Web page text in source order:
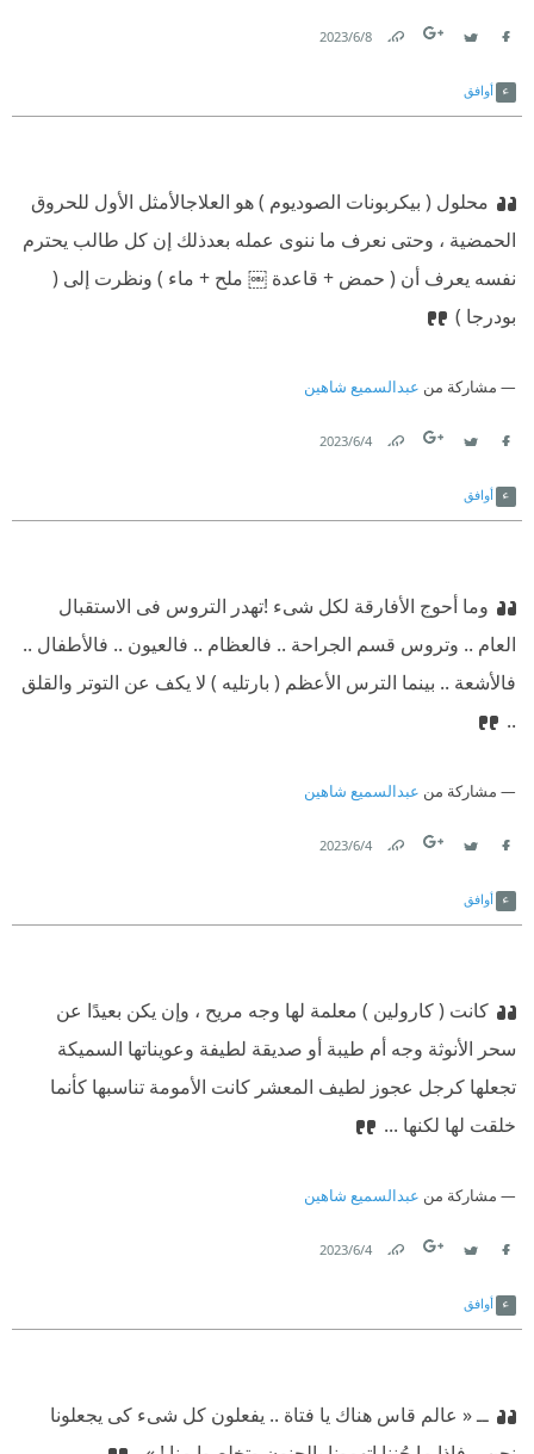
8‏/6‏/2023
أوافق
محلول ( بيكربونات الصوديوم ) هو العلاجالأمثل الأول للحروق
الحمضية ، وحتى نعرف ما ننوى عملە بعدذلك إن كل طالب يحترم
نفسە يعرف أن ( حمض + قاعدة ￼ ملح + ماء ) ‫ونظرت إلى (
بودرجا )
مشاركة من عبدالسميع شاهين
4‏/6‏/2023
أوافق
وما أحوج الأفارقة لكل شىء !‫تهدر التروس فى الاستقبال
العام .. وتروس قسم الجراحة .. فالعظام .. فالعيون .. فالأطفال ..
فالأشعة .. بينما الترس الأعظم ( بارتليە ) لا يكف عن التوتر والقلق
..
مشاركة من عبدالسميع شاهين
4‏/6‏/2023
أوافق
‫كانت ( كارولين ) معلمة لها وجە مريح ، وإن يكن بعيدًا عن
سحر الأنوثة وجە أم طيبة أو صديقة لطيفة وعويناتها السميكة
تجعلها كرجل عجوز لطيف المعشر ‫كانت الأمومة تناسبها كأنما
خلقت لها لكنها ...
مشاركة من عبدالسميع شاهين
4‏/6‏/2023
أوافق
‫ــ « عالم قاس هناك يا فتاة .. يفعلون كل شىء كى يجعلونا